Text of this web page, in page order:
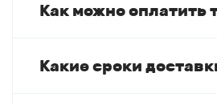
Как можно оплатить
Какие сроки